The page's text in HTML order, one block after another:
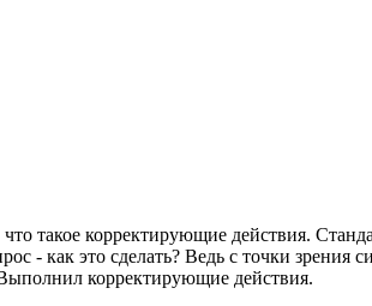
что такое корректирующие действия.
- как это сделать? Ведь с точки
корректирующие действия.